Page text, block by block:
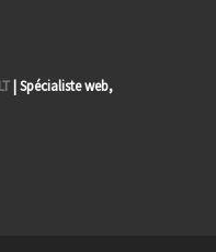
| Spécialiste web,